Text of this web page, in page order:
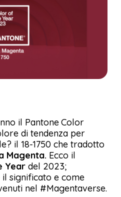
il PantoneColor
di tendenza per
il 18-1750 che tradotto
Magenta. Ecco il
Year del 2023;
significato e come
nel #Magentaverse.